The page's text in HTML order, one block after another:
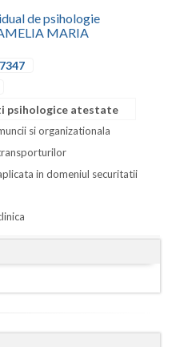
de psihologie
MARIA
psihologice atestate
si organizationala
in domeniul securitatii